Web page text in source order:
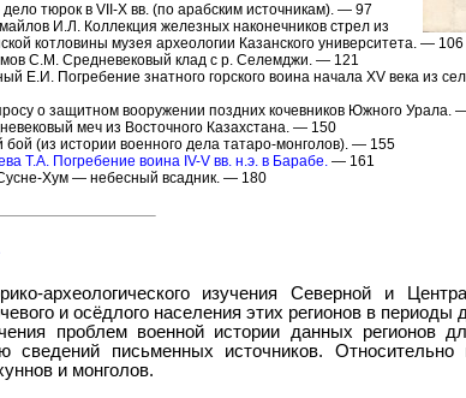
тюрок в VII-Х вв. (по арабским источникам). — 97
И.Л. Коллекция железных наконечников стрел из
котловины музея археологии Казанского университета. — 106
С.М. Средневековый клад с р. Селемджи. — 121
Е.И. Погребение знатного горского воина начала XV века из
о защитном вооружении поздних кочевников Южного Урала.
меч из Восточного Казахстана. — 150
(из истории военного дела татаро-монголов). — 155
Т.А. Погребение воина IV-V вв. н.э. в Барабе. — 161
Хум — небесный всадник. — 180
археологического изучения Северной и
и осёдлого населения этих регионов в периоды
проблем военной истории данных регионов
сведений письменных источников.
и монголов.